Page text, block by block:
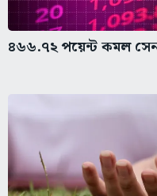
৪৬৬.৭২ পয়েন্ট কমল